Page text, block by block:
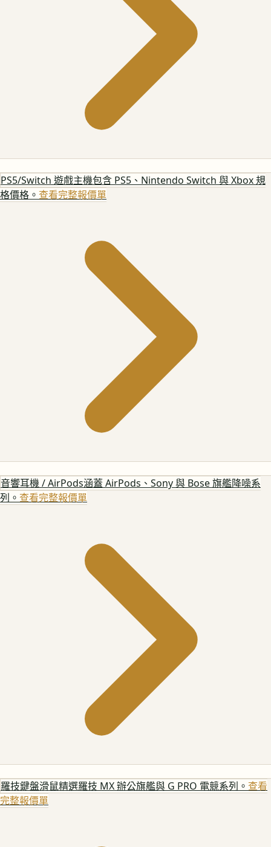
PS5/Switch 遊戲主機包含 PS5、Nintendo Switch 與 Xbox 規
格價格。 查看完整報價單
音響耳機 / AirPods涵蓋 AirPods、Sony 與 Bose 旗艦降噪系
列。 查看完整報價單
羅技鍵盤滑鼠精選羅技 MX 辦公旗艦與 G PRO 電競系列。 查看
完整報價單